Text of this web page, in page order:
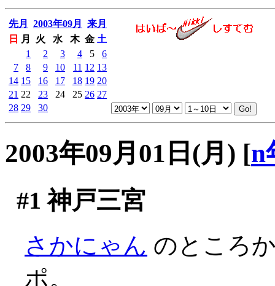
先月 2003年09月
来月
日
月 火 水 木 金 土
1
2 3 4 5
6
7
8 9 10 11 12 13
14 15 16 17 18 19 20
21 22 23 24 25 26 27
28 29 30
2003年09月01日(月) [n
#1 神戸三宮
さかにゃん のところ
ポ。